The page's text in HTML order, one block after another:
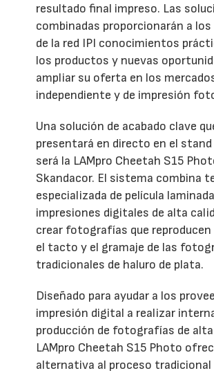
resultado final impreso. Las
combinadas proporcionarán a
de la red IPI conocimientos
los productos y nuevas
ampliar su oferta en los
independiente y de impresión
Una solución de acabado clave
presentará en directo en el
será la LAMpro Cheetah S15
Skandacor. El sistema combina
especializada de película
impresiones digitales de alta
crear fotografías que reproducen
el tacto y el gramaje de las
tradicionales de haluro de plata.
Diseñado para ayudar a los
impresión digital a realizar
producción de fotografías de alta
LAMpro Cheetah S15 Photo
alternativa al proceso tradicional